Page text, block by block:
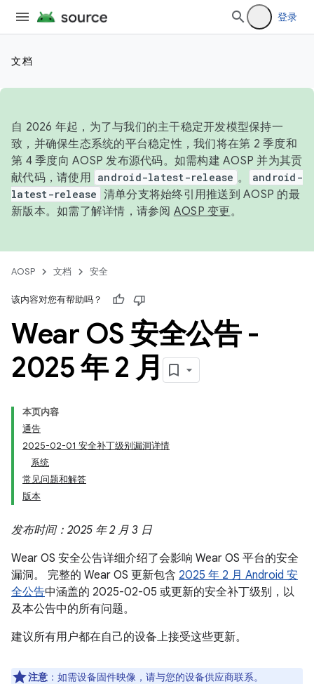
登录
文档
自 2026 年起，为了与我们的主干稳定开发模型保持一
致，并确保生态系统的平台稳定性，我们将在第 2 季度和
第 4 季度向 AOSP 发布源代码。如需构建 AOSP 并为其贡
献代码，请使用 android-latest-release 。
android-
latest-release 清单分支将始终引用推送到 AOSP 的最
新版本。如需了解详情，请参阅 AOSP 变更。
AOSP 文档 安全
该内容对您有帮助吗？
Wear OS 安全公告 -
2025 年 2 月
本页内容
通告
2025-02-01 安全补丁级别漏洞详情
系统
常见问题和解答
版本
发布时间：2025 年 2 月 3 日
Wear OS 安全公告详细介绍了会影响 Wear OS 平台的安全
漏洞。 完整的 Wear OS 更新包含 2025 年 2 月 Android 安
全公告中涵盖的 2025-02-05 或更新的安全补丁级别，以
及本公告中的所有问题。
建议所有用户都在自己的设备上接受这些更新。
注意 ：如需设备固件映像，请与您的设备供应商联系。